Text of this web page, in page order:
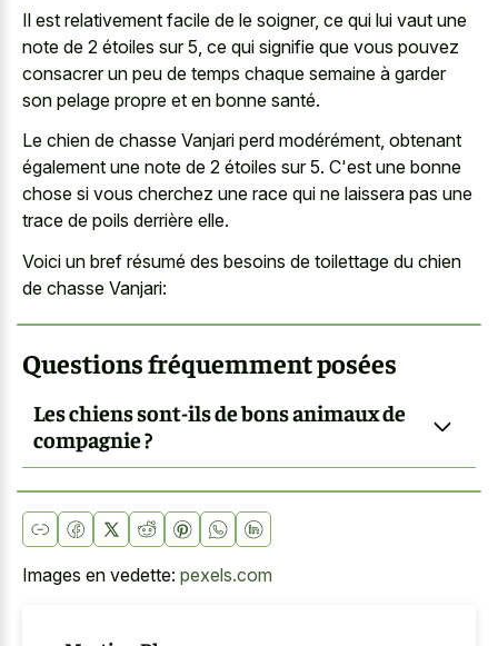
Il est relativement facile de le soigner, ce qui lui vaut une
note de 2 étoiles sur 5, ce qui signifie que vous pouvez
consacrer un peu de temps chaque semaine à garder
son pelage propre et en bonne santé.
Le chien de chasse Vanjari perd modérément, obtenant
également une note de 2 étoiles sur 5. C'est une bonne
chose si vous cherchez une race qui ne laissera pas une
trace de poils derrière elle.
Voici un bref résumé des besoins de toilettage du chien
de chasse Vanjari:
Questions fréquemment posées
Les chiens sont-ils de bons animaux de
compagnie ?
Images en vedette: pexels.com